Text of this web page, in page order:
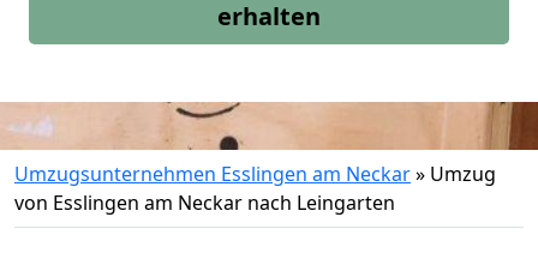
erhalten
Umzugsunternehmen Esslingen am Neckar» Umzug
von Esslingen am Neckar nach Leingarten